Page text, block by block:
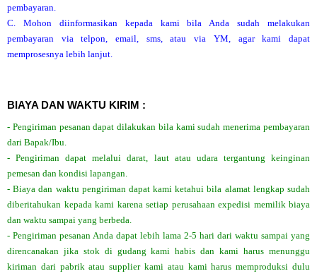
pembayaran.
C. Mohon diinformasikan kepada kami bila Anda sudah melakukan
pembayaran via telpon, email, sms, atau via YM, agar kami dapat
memprosesnya lebih lanjut.
BIAYA DAN WAKTU KIRIM :
- Pengiriman pesanan dapat dilakukan bila kami sudah menerima pembayaran
dari Bapak/Ibu.
- Pengiriman dapat melalui darat, laut atau udara tergantung keinginan
pemesan dan kondisi lapangan.
- Biaya dan waktu pengiriman dapat kami ketahui bila alamat lengkap sudah
diberitahukan kepada kami karena setiap perusahaan expedisi memilik biaya
dan waktu sampai yang berbeda.
- Pengiriman pesanan Anda dapat lebih lama 2-5 hari dari waktu sampai yang
direncanakan jika stok di gudang kami habis dan kami harus menunggu
kiriman dari pabrik atau supplier kami atau kami harus memproduksi dulu